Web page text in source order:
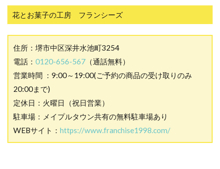
花とお菓子の工房 フランシーズ
住所：堺市中区深井水池町3254
電話： 0120-656-567 （通話無料）
営業時間 ：9:00～19:00(ご予約の商品の受け取りのみ
20:00まで)
定休日：火曜日（祝日営業）
駐車場：メイプルタウン共有の無料駐車場あり
WEBサイト： https://www.franchise1998.com/